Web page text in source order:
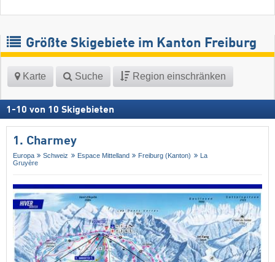
Größte Skigebiete im Kanton Freiburg
Karte Suche Region einschränken
1 -10 von 10 Skigebieten
1. Charmey
Europa Schweiz Espace Mittelland Freiburg (Kanton)
La
Gruyère